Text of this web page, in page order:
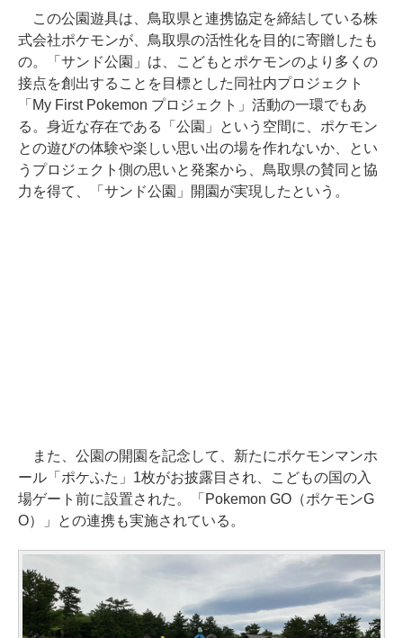
この公園遊具は、鳥取県と連携協定を締結している株
式会社ポケモンが、鳥取県の活性化を目的に寄贈したも
の。「サンド公園」は、こどもとポケモンのより多くの
接点を創出することを目標とした同社内プロジェクト
「My First Pokemon プロジェクト」活動の一環でもあ
る。身近な存在である「公園」という空間に、ポケモン
との遊びの体験や楽しい思い出の場を作れないか、とい
うプロジェクト側の思いと発案から、鳥取県の賛同と協
力を得て、「サンド公園」開園が実現したという。
また、公園の開園を記念して、新たにポケモンマンホ
ール「ポケふた」1枚がお披露目され、こどもの国の入
場ゲート前に設置された。「Pokemon GO（ポケモンG
O）」との連携も実施されている。